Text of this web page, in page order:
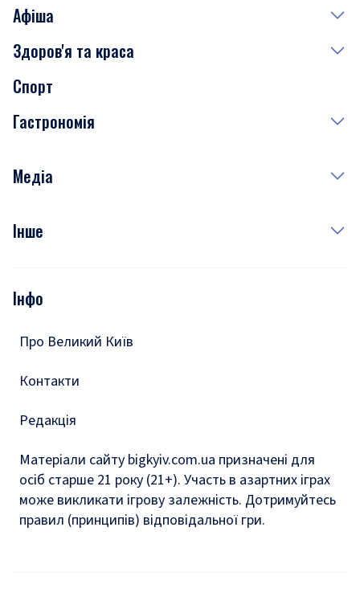
Афіша
Сьогодні
Завтра
Субота
Здоров'я та краса
Медицина
Краса
Спорт
Гастрономія
Рецепти
Медіа
Фото
Подкасти
Інше
Тести
Інфо
Про Великий Київ
Контакти
Редакція
Матеріали сайту bigkyiv.com.ua призначені для
осіб старше 21 року (21+). Участь в азартних іграх
може викликати ігрову залежність. Дотримуйтесь
правил (принципів) відповідальної гри.